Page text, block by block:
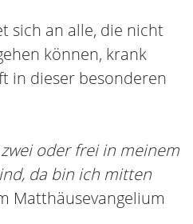
sich an alle, die nicht
können, krank
in dieser besonderen
oder frei in meinem
da bin ich mitten
Matthäusevangelium